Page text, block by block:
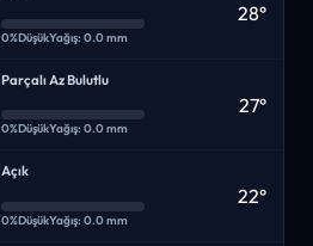
0%DüşükYağış: 0.0 mm
28°
Parçalı Az Bulutlu
0%DüşükYağış: 0.0 mm
27°
Açık
0%DüşükYağış: 0.0 mm
22°